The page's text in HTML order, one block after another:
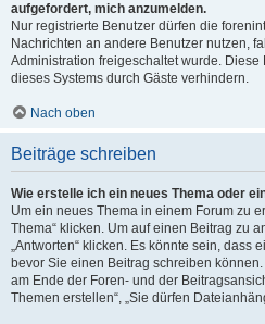
aufgefordert, mich anzumelden.
Nur registrierte Benutzer dürfen die
Nachrichten an andere Benutzer nutzen,
Administration freigeschaltet wurde.
dieses Systems durch Gäste verhindern.
Nach oben
Beiträge schreiben
Wie erstelle ich ein neues Thema oder
Um ein neues Thema in einem Forum zu
Thema“ klicken. Um auf einen Beitrag zu
„Antworten“ klicken. Es könnte sein, dass
bevor Sie einen Beitrag schreiben
am Ende der Foren- und der
Themen erstellen“, „Sie dürfen